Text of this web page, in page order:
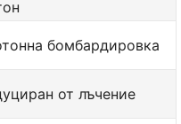
бомбардировка
от лъчение